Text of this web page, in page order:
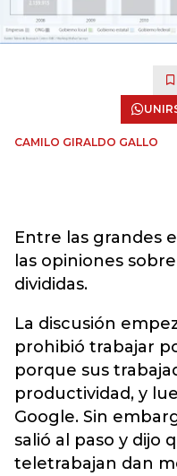
CAMILO GIRALDO GALLO
Entre las grandes
las opiniones
divididas.
La discusión
prohibió trabajar
porque sus
productividad, y
Google. Sin
salió al paso y dijo
teletrabajan dan